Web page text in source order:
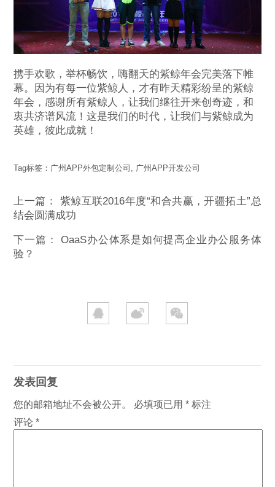
携手欢歌，举杯畅饮，嗨翻天的紫鲸年会完美落下帷
幕。因为有每一位紫鲸人，才有昨天精彩纷呈的紫鲸
年会，感谢所有紫鲸人，让我们继往开来创奇迹，和
衷共济谱风流！这是我们的时代，让我们与紫鲸成为
英雄，彼此成就！
Tag标签： 广州APP外包定制公司 广州APP开发公司
上一篇： 紫鲸互联2016年度“和合共赢，开疆拓土”总
结会圆满成功
下一篇：OaaS办公体系是如何提高企业办公服务体
验？
发表回复
您的邮箱地址不会被公开。 必填项已用* 标注
评论*